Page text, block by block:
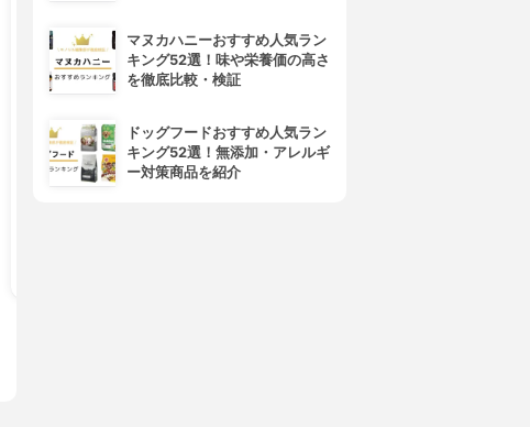
COVERMARK(カバーマーク)
マヌカハニーおすすめ人気ラン
キング52選！味や栄養価の高さ
を徹底比較・検証
ドッグフードおすすめ人気ラン
キング52選！無添加・アレルギ
ー対策商品を紹介